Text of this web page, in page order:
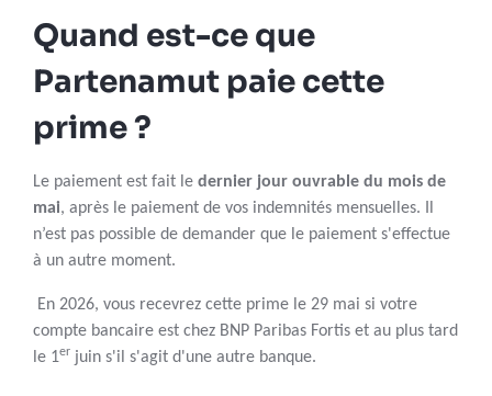
Quand est-ce que
Partenamut paie cette
prime ?
Le paiement est fait le dernier jour ouvrable du mois de
mai, après le paiement de vos indemnités mensuelles. Il
n’est pas possible de demander que le paiement s'effectue
à un autre moment.
En 2026, vous recevrez cette prime le 29 mai si votre
compte bancaire est chez BNP Paribas Fortis et au plus tard
le 1er juin s'il s'agit d'une autre banque.